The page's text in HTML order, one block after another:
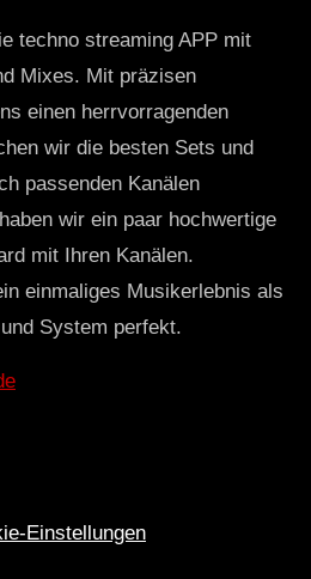
techno streaming APP mit
Mixes. Mit präzisen
einen herrvorragenden
wir die besten Sets und
passenden Kanälen
wir ein paar hochwertige
mit Ihren Kanälen.
einmaliges Musikerlebnis als
System perfekt.
Einstellungen